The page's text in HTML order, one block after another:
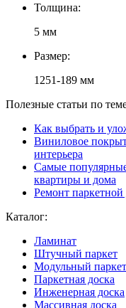
Толщина:
5 мм
Размер:
1251-189 мм
Полезные статьи по
Как выбрать и
Виниловое
интерьера
Самые
квартиры и дома
Ремонт паркетной
Каталог:
Ламинат
Штучный паркет
Модульный паркет
Паркетная доска
Инженерная доска
Массивная доска